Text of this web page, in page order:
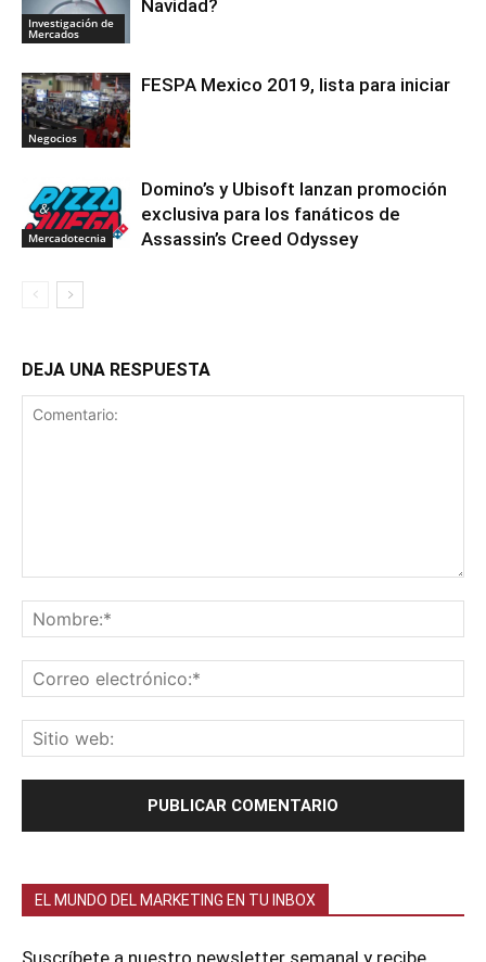
Investigación de
Mercados
Navidad?
Negocios
FESPA Mexico 2019, lista para iniciar
Mercadotecnia
Domino’s y Ubisoft lanzan promoción
exclusiva para los fanáticos de
Assassin’s Creed Odyssey
DEJA UNA RESPUESTA
EL MUNDO DEL MARKETING EN TU INBOX
Suscríbete a nuestro newsletter semanal y recibe